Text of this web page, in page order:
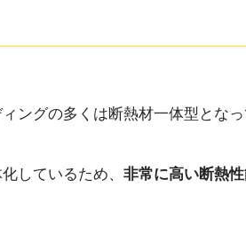
ングの多くは断熱材一体型とな
しているため、 非常に高い断熱